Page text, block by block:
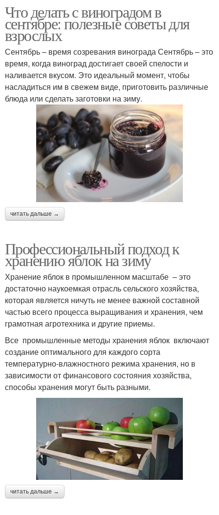
Что делать с виноградом в
сентябре: полезные советы для
взрослых
Сентябрь – время созревания винограда Сентябрь – это
время, когда виноград достигает своей спелости и
наливается вкусом. Это идеальный момент, чтобы
насладиться им в свежем виде, приготовить различные
блюда или сделать заготовки на зиму.
читать дальше →
Профессиональный подход к
хранению яблок на зиму
Хранение яблок в промышленном масштабе – это
достаточно наукоемкая отрасль сельского хозяйства,
которая является ничуть не менее важной составной
частью всего процесса выращивания и хранения, чем
грамотная агротехника и другие приемы.
Все промышленные методы хранения яблок включают
создание оптимального для каждого сорта
температурно-влажностного режима хранения, но в
зависимости от финансового состояния хозяйства,
способы хранения могут быть разными.
читать дальше →